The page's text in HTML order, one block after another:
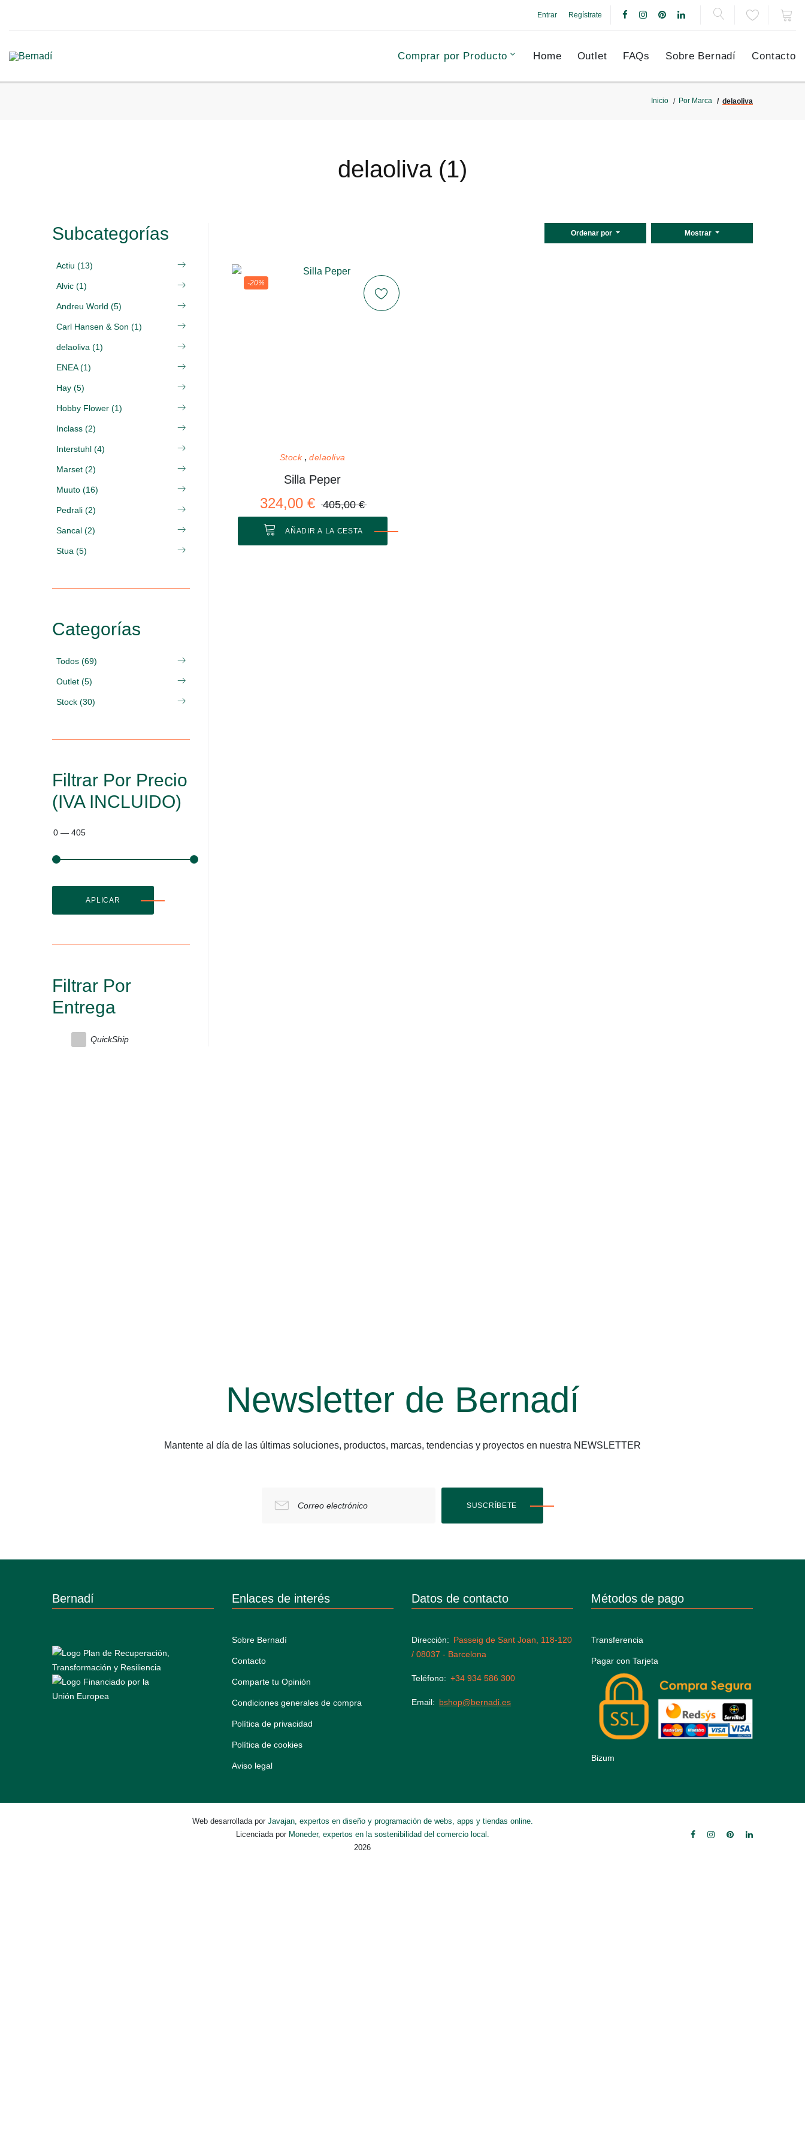
Entrar Regístrate
Comprar por Producto Home Outlet FAQs Sobre Bernadí Contacto
Inicio Por Marca delaoliva
delaoliva (1)
Ordenar por Mostrar
-20%
Stock delaoliva
Silla Peper
324,00 € 405,00 €
AÑADIR A LA CESTA
Subcategorías
Actiu (13)
Alvic (1)
Andreu World (5)
Carl Hansen & Son (1)
delaoliva (1)
ENEA (1)
Hay (5)
Hobby Flower (1)
Inclass (2)
Interstuhl (4)
Marset (2)
Muuto (16)
Pedrali (2)
Sancal (2)
Stua (5)
Categorías
Todos (69)
Outlet (5)
Stock (30)
Filtrar Por Precio
(IVA INCLUIDO)
0 — 405
APLICAR
Filtrar Por
Entrega
QuickShip
Newsletter de Bernadí
Mantente al día de las últimas soluciones, productos, marcas, tendencias y proyectos en nuestra NEWSLETTER
Correo electrónico SUSCRÍBETE
Bernadí Enlaces de interés
Sobre Bernadí
Contacto
Comparte tu Opinión
Condiciones generales de compra
Política de privacidad
Política de cookies
Aviso legal
Datos de contacto
Dirección
Passeig de Sant Joan, 118-120
/ 08037 - Barcelona
Teléfono +34 934 586 300
Email bshop@bernadi.es
Métodos de pago
Transferencia
Pagar con Tarjeta
Bizum
Web desarrollada por Javajan, expertos en diseño y programación de webs, apps y tiendas online.
Licenciada por Moneder, expertos en la sostenibilidad del comercio local.
2026